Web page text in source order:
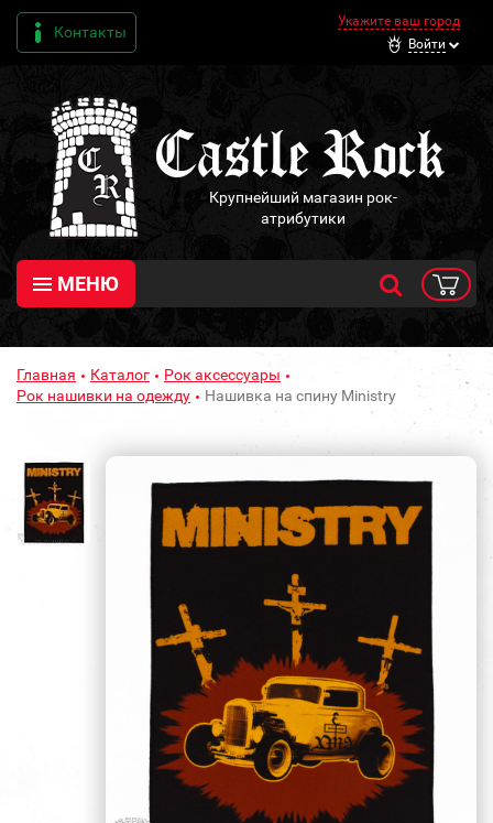
Контакты
Укажите ваш город
Войти
Крупнейший магазин рок-
атрибутики
МЕНЮ
Главная Каталог
Рок аксессуары
Рок нашивки на одежду
Нашивка на спину Ministry